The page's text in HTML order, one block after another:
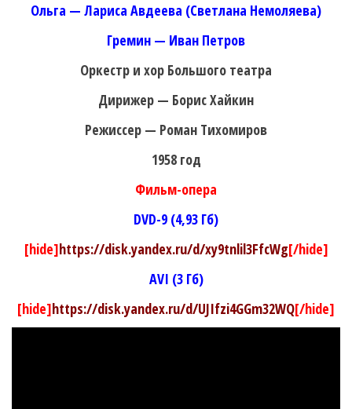
Ольга — Лариса Авдеева (Светлана Немоляева)
Гремин — Иван Петров
Оркестр и хор Большого театра
Дирижер — Борис Хайкин
Режиссер — Роман Тихомиров
1958 год
Фильм-опера
DVD-9 (4,93 Гб)
[hide]https://disk.yandex.ru/d/xy9tnlil3FfcWg[/hide]
AVI (3 Гб)
[hide]https://disk.yandex.ru/d/UJIfzi4GGm32WQ[/hide]